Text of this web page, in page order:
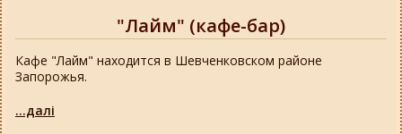
"Лайм" (кафе-бар)
Кафе "Лайм" находится в Шевченковском районе
Запорожья.
...далі